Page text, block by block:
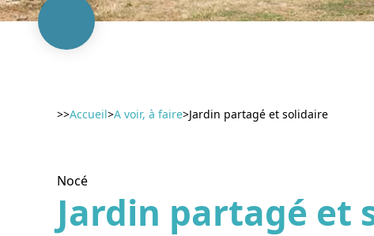
>>Accueil>A voir, à faire>Jardin partagé et solidaire
Nocé
Jardin partagé et